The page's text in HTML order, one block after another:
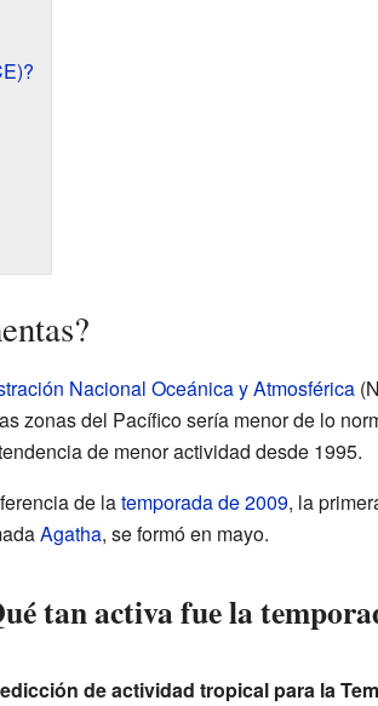
Nacional Oceánica y Atmosférica
zonas del Pacífico sería menor de lo
de menor actividad desde 1995.
de latemporada de 2009, la
Agatha, se formó en mayo.
tan activa fue la
de actividad tropical para la